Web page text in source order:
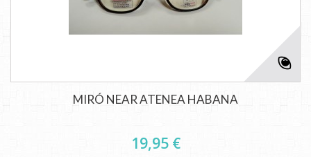
MIRÓ NEAR ATENEA HABANA
19,95 €